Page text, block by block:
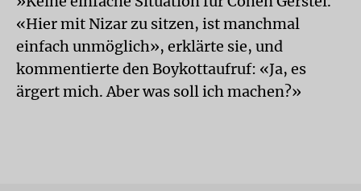
«Hier mit Nizar zu sitzen, ist manchmal
einfach unmöglich», erklärte sie, und
kommentierte den Boykottaufruf: «Ja, es
ärgert mich. Aber was soll ich machen?»